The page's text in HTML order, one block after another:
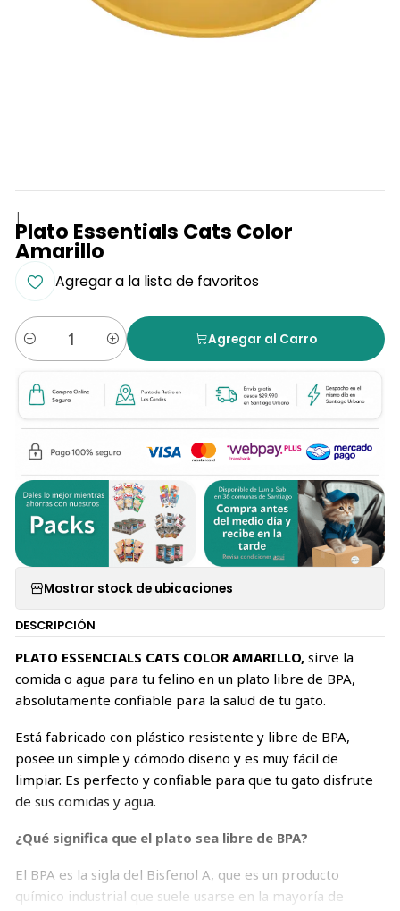
|
Plato Essentials Cats Color
Amarillo
Agregar a la lista de favoritos
Cantidad
Agregar al Carro
Mostrar stock de ubicaciones
DESCRIPCIÓN
PLATO ESSENCIALS CATS COLOR AMARILLO, sirve la
comida o agua para tu felino en un plato libre de BPA,
absolutamente confiable para la salud de tu gato.
Está fabricado con plástico resistente y libre de BPA,
posee un simple y cómodo diseño y es muy fácil de
limpiar. Es perfecto y confiable para que tu gato disfrute
de sus comidas y agua.
¿Qué significa que el plato sea libre de BPA?
El BPA es la sigla del Bisfenol A, que es un producto
químico industrial que suele usarse en la mayoría de